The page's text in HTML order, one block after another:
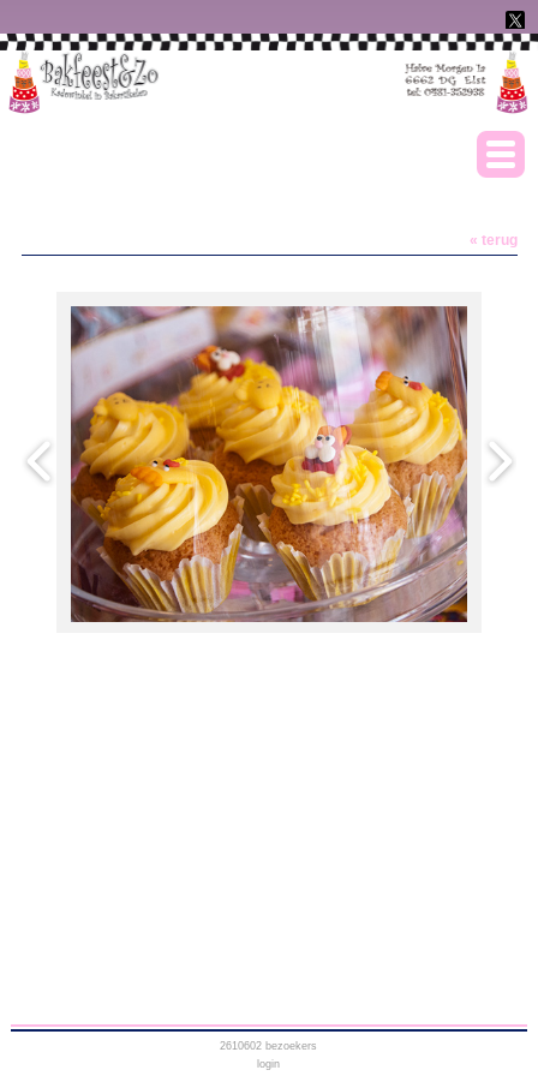
« terug
2610602 bezoekers
login